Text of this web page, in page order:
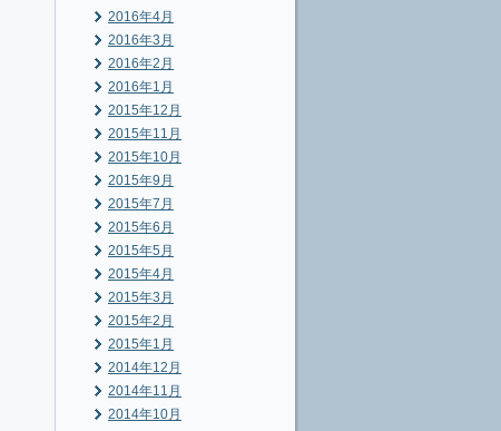
2016年4月
2016年3月
2016年2月
2016年1月
2015年12月
2015年11月
2015年10月
2015年9月
2015年7月
2015年6月
2015年5月
2015年4月
2015年3月
2015年2月
2015年1月
2014年12月
2014年11月
2014年10月